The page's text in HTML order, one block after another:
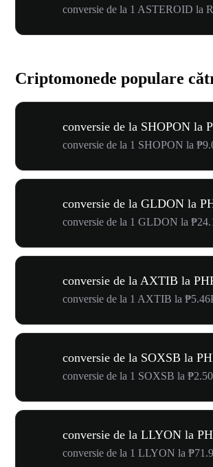
conversie de la 1 ASTEROID la
Criptomonede populare
conversie de la SHOPON la
conversie de la 1 SHOPON la
conversie de la GLDON la
conversie de la 1 GLDON la
conversie de la AXTIB la
conversie de la 1 AXTIB la
conversie de la SOXSB la
conversie de la 1 SOXSB la
conversie de la LLYON la
conversie de la 1 LLYON la